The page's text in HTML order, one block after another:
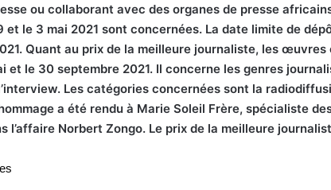
ou collaborant avec des organes de presse
et le 3 mai 2021 sont concernées. La date limite de
Quant au prix de la meilleure journaliste, les
et le 30 septembre 2021. Il concerne les genres
Les catégories concernées sont la
a été rendu à Marie Soleil Frère, spécialiste
l’affaire Norbert Zongo. Le prix de la meilleure